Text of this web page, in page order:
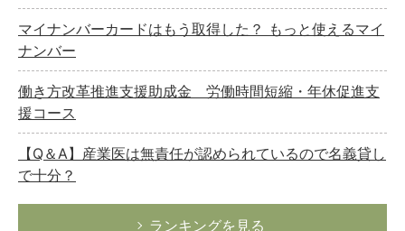
マイナンバーカードはもう取得した？ もっと使えるマイ
ナンバー
働き方改革推進支援助成金 労働時間短縮・年休促進支
援コース
【Q＆A】産業医は無責任が認められているので名義貸し
で十分？
ランキングを見る